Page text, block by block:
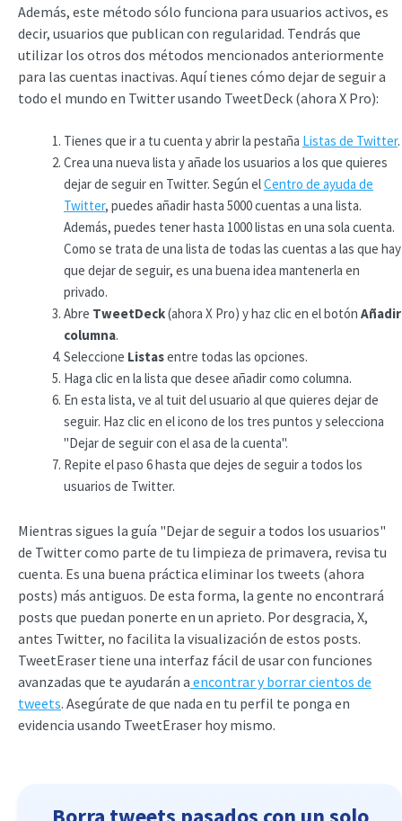
Además, este método sólo funciona para usuarios activos, es
decir, usuarios que publican con regularidad. Tendrás que
utilizar los otros dos métodos mencionados anteriormente
para las cuentas inactivas. Aquí tienes cómo dejar de seguir a
todo el mundo en Twitter usando TweetDeck (ahora X Pro):
Tienes que ir a tu cuenta y abrir la pestaña Listas de Twitter.
Crea una nueva lista y añade los usuarios a los que quieres
dejar de seguir en Twitter. Según elCentro de ayuda de
Twitter, puedes añadir hasta 5000 cuentas a una lista.
Además, puedes tener hasta 1000 listas en una sola cuenta.
Como se trata de una lista de todas las cuentas a las que hay
que dejar de seguir, es una buena idea mantenerla en
privado.
Abre TweetDeck(ahora X Pro) y haz clic en el botón Añadir
columna.
Seleccione Listasentre todas las opciones.
Haga clic en la lista que desee añadir como columna.
En esta lista, ve al tuit del usuario al que quieres dejar de
seguir. Haz clic en el icono de los tres puntos y selecciona
"Dejar de seguir con el asa de la cuenta".
Repite el paso 6 hasta que dejes de seguir a todos los
usuarios de Twitter.
Mientras sigues la guía "Dejar de seguir a todos los usuarios"
de Twitter como parte de tu limpieza de primavera, revisa tu
cuenta. Es una buena práctica eliminar los tweets (ahora
posts) más antiguos. De esta forma, la gente no encontrará
posts que puedan ponerte en un aprieto. Por desgracia, X,
antes Twitter, no facilita la visualización de estos posts.
TweetEraser tiene una interfaz fácil de usar con funciones
avanzadas que te ayudarán a encontrar y borrar cientos de
tweets. Asegúrate de que nada en tu perfil te ponga en
evidencia usando TweetEraser hoy mismo.